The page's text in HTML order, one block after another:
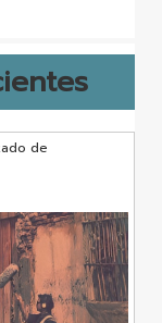
de